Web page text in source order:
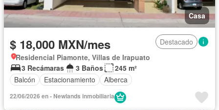
Casa
$ 18,000 MXN/mes
Destacado
Residencial Piamonte, Villas de Irapuato
3 Recámaras
3 Baños
245 m²
Balcón
Estacionamiento Alberca
22/06/2026 en - Newlands inmobiliaria